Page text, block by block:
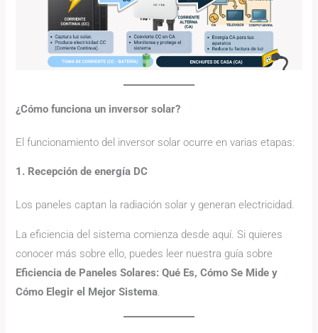
¿Cómo funciona un inversor solar?
El funcionamiento del inversor solar ocurre en varias etapas:
1. Recepción de energía DC
Los paneles captan la radiación solar y generan electricidad.
La eficiencia del sistema comienza desde aquí. Si quieres
conocer más sobre ello, puedes leer nuestra guía sobre
Eficiencia de Paneles Solares: Qué Es, Cómo Se Mide y
Cómo Elegir el Mejor Sistema.